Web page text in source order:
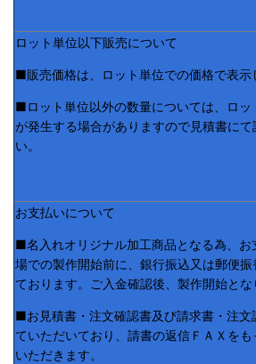
ロット単位以下販売について
■販売価格は、ロット単位での価格で表示
■ロット単位以外の数量については、ロッ
が発生する場合がありますので見積書にて
い。
お支払いについて
■名入れオリジナル加工商品となる為、お
場での製作開始前に、銀行振込又は郵便
ております。ご入金確認後、製作開始とな
■お見積書・注文確認書及び請求書・注文
ていただいており、請書の返信ＦＡＸを
いただきます。